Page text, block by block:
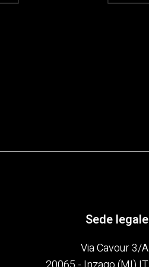
Sede legale
Via Cavour 3/A